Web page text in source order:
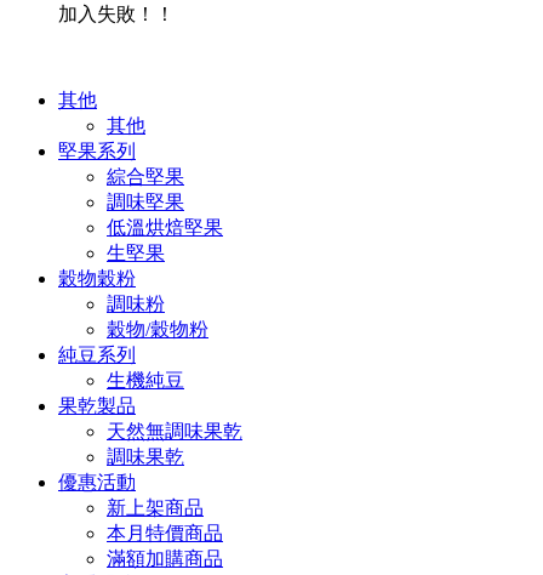
加入失敗！！
其他
其他
堅果系列
綜合堅果
調味堅果
低溫烘焙堅果
生堅果
穀物穀粉
調味粉
穀物/穀物粉
純豆系列
生機純豆
果乾製品
天然無調味果乾
調味果乾
優惠活動
新上架商品
本月特價商品
滿額加購商品